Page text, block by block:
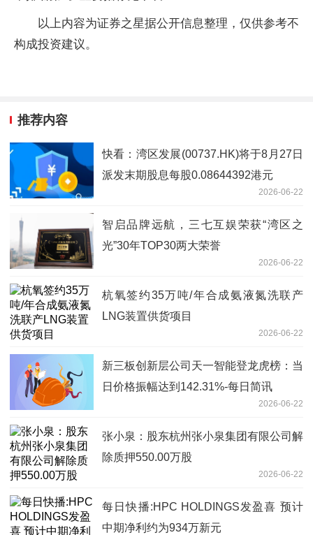
以上内容为证券之星据公开信息整理，仅供参考不
构成投资建议。
推荐内容
快看：湾区发展(00737.HK)将于8月27日
派发末期股息每股0.08644392港元
2026-06-22
智启品牌远航，三七互娱荣获“湾区之
光”30年TOP30两大荣誉
2026-06-22
杭氧签约35万吨/年合成氨液氮洗联产
LNG装置供货项目
2026-06-22
新三板创新层公司天一智能登龙虎榜：当
日价格振幅达到142.31%-每日简讯
2026-06-22
张小泉：股东杭州张小泉集团有限公司解
除质押550.00万股
2026-06-22
每日快播:HPC HOLDINGS发盈喜 预计
中期净利约为934万新元